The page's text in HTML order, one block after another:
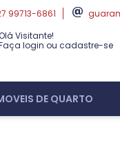
99713-6861
Visitante!
login ou cadastre-se
DE QUARTO